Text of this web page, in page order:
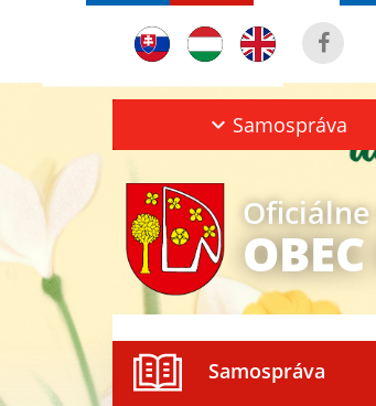
Samospráva
Samospráva